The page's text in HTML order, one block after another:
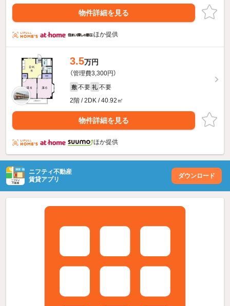
物件詳細を見る
ほか提供
3.5万円
（管理費3,300円）
敷 不要 礼 不要
2階 / 2DK / 40.92㎡
物件詳細を見る
ほか提供
ニフティ不動産
賃貸アプリ
ダウンロード